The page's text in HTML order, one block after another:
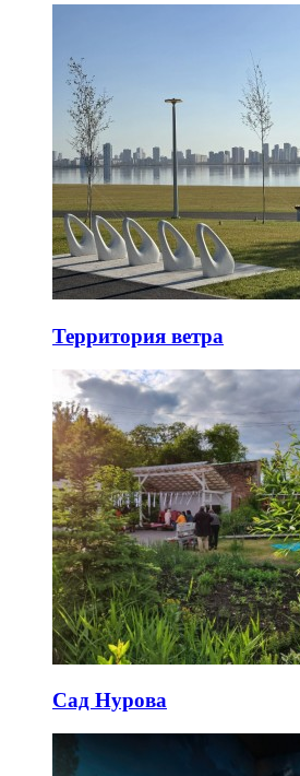
Территория ветра
Сад Нурова